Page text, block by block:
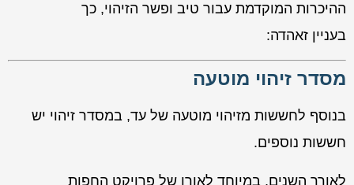
ההיכרות המוקדמת עבור טיב ופשר הזיהוי, כך
בעניין זאהדה:
מסדר זיהוי מוטעה
בנוסף לחששות מזיהוי מוטעה של עד, במסדר זיהוי יש
חששות נוספים.
לאורך השנים, במיוחד לאורו של פרויקט החפות